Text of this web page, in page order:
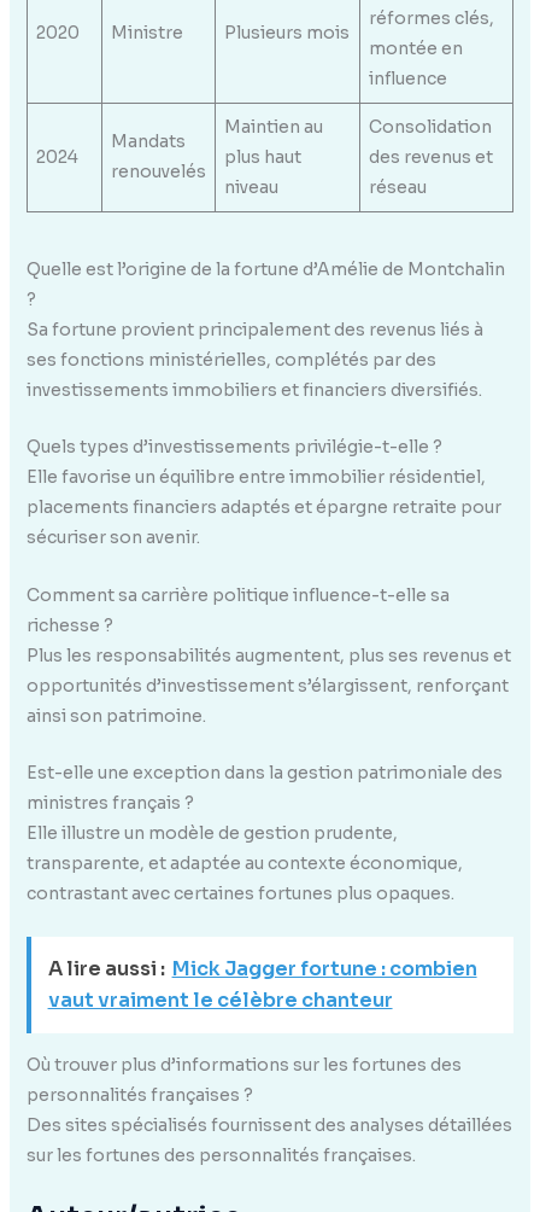
2020 Ministre Plusieurs mois
réformes clés,
montée en
influence
2024
Mandats
renouvelés
Maintien au
plus haut
niveau
Consolidation
des revenus et
réseau
Quelle est l’origine de la fortune d’Amélie de Montchalin
?
Sa fortune provient principalement des revenus liés à
ses fonctions ministérielles, complétés par des
investissements immobiliers et financiers diversifiés.
Quels types d’investissements privilégie-t-elle ?
Elle favorise un équilibre entre immobilier résidentiel,
placements financiers adaptés et épargne retraite pour
sécuriser son avenir.
Comment sa carrière politique influence-t-elle sa
richesse ?
Plus les responsabilités augmentent, plus ses revenus et
opportunités d’investissement s’élargissent, renforçant
ainsi son patrimoine.
Est-elle une exception dans la gestion patrimoniale des
ministres français ?
Elle illustre un modèle de gestion prudente,
transparente, et adaptée au contexte économique,
contrastant avec certaines fortunes plus opaques.
A lire aussi : Mick Jagger fortune : combien
vaut vraiment le célèbre chanteur
Où trouver plus d’informations sur les fortunes des
personnalités françaises ?
Des sites spécialisés fournissent des analyses détaillées
sur les fortunes des personnalités françaises.